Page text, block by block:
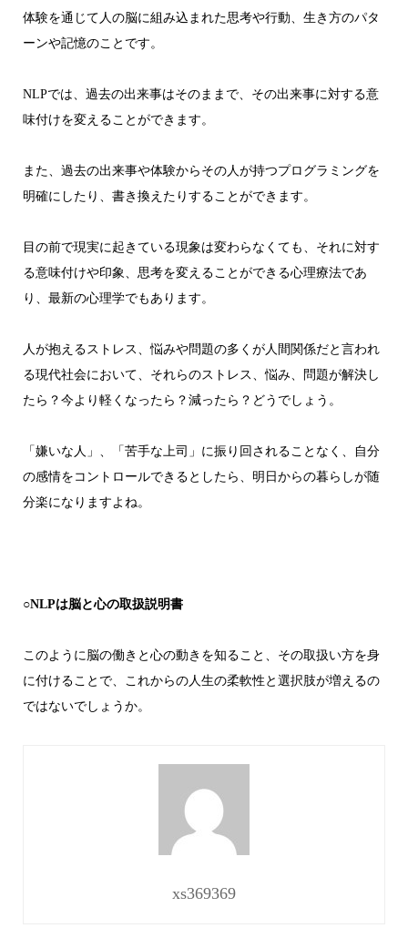
体験を通じて人の脳に組み込まれた思考や行動、生き方のパタ
ーンや記憶のことです。
NLPでは、過去の出来事はそのままで、その出来事に対する意
味付けを変えることができます。
また、過去の出来事や体験からその人が持つプログラミングを
明確にしたり、書き換えたりすることができます。
目の前で現実に起きている現象は変わらなくても、それに対す
る意味付けや印象、思考を変えることができる心理療法であ
り、最新の心理学でもあります。
人が抱えるストレス、悩みや問題の多くが人間関係だと言われ
る現代社会において、それらのストレス、悩み、問題が解決し
たら？今より軽くなったら？減ったら？どうでしょう。
「嫌いな人」、「苦手な上司」に振り回されることなく、自分
の感情をコントロールできるとしたら、明日からの暮らしが随
分楽になりますよね。
○NLPは脳と心の取扱説明書
このように脳の働きと心の動きを知ること、その取扱い方を身
に付けることで、これからの人生の柔軟性と選択肢が増えるの
ではないでしょうか。
xs369369